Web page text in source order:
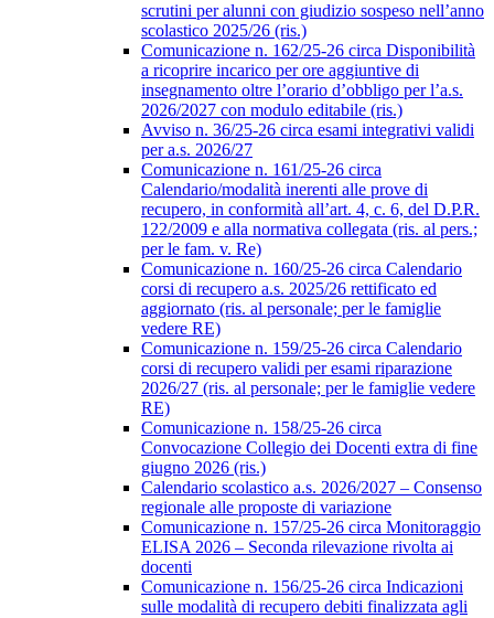
scrutini per alunni con giudizio sospeso nell’anno
scolastico 2025/26 (ris.)
Comunicazione n. 162/25-26 circa Disponibilità
a ricoprire incarico per ore aggiuntive di
insegnamento oltre l’orario d’obbligo per l’a.s.
2026/2027 con modulo editabile (ris.)
Avviso n. 36/25-26 circa esami integrativi validi
per a.s. 2026/27
Comunicazione n. 161/25-26 circa
Calendario/modalità inerenti alle prove di
recupero, in conformità all’art. 4, c. 6, del D.P.R.
122/2009 e alla normativa collegata (ris. al pers.;
per le fam. v. Re)
Comunicazione n. 160/25-26 circa Calendario
corsi di recupero a.s. 2025/26 rettificato ed
aggiornato (ris. al personale; per le famiglie
vedere RE)
Comunicazione n. 159/25-26 circa Calendario
corsi di recupero validi per esami riparazione
2026/27 (ris. al personale; per le famiglie vedere
RE)
Comunicazione n. 158/25-26 circa
Convocazione Collegio dei Docenti extra di fine
giugno 2026 (ris.)
Calendario scolastico a.s. 2026/2027 – Consenso
regionale alle proposte di variazione
Comunicazione n. 157/25-26 circa Monitoraggio
ELISA 2026 – Seconda rilevazione rivolta ai
docenti
Comunicazione n. 156/25-26 circa Indicazioni
sulle modalità di recupero debiti finalizzata agli